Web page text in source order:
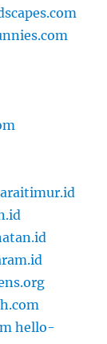
hello-